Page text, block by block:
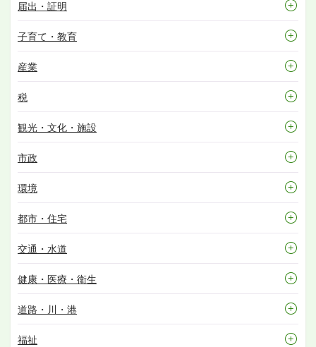
届出・証明
子育て・教育
産業
税
観光・文化・施設
市政
環境
都市・住宅
交通・水道
健康・医療・衛生
道路・川・港
福祉